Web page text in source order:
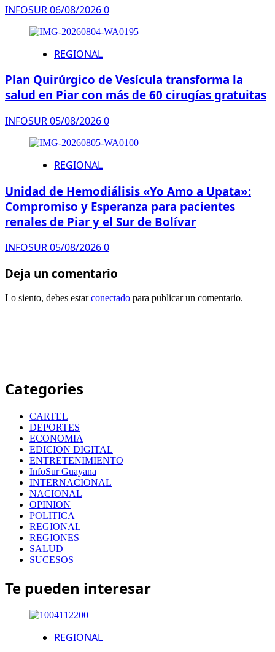
INFOSUR06/08/20260
REGIONAL
Plan Quirúrgico de Vesícula transforma la
salud en Piar con más de 60 cirugías gratuitas
INFOSUR05/08/20260
REGIONAL
Unidad de Hemodiálisis «Yo Amo a Upata»:
Compromiso y Esperanza para pacientes
renales de Piar y el Sur de Bolívar
INFOSUR05/08/20260
Deja un comentario
Lo siento, debes estarconectado para publicar un comentario.
Categories
CARTEL
DEPORTES
ECONOMIA
EDICION DIGITAL
ENTRETENIMIENTO
InfoSur Guayana
INTERNACIONAL
NACIONAL
OPINION
POLITICA
REGIONAL
REGIONES
SALUD
SUCESOS
Te pueden interesar
REGIONAL